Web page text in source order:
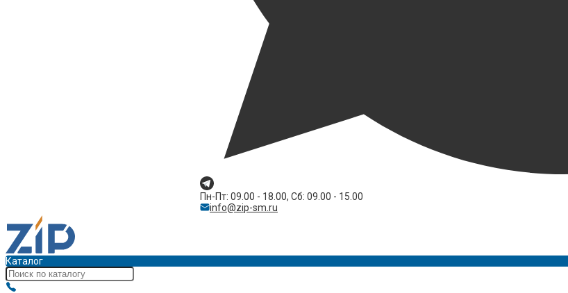
Пн-Пт: 09.00 - 18.00, Сб: 09.00 - 15.00
info@zip-sm.ru
Каталог